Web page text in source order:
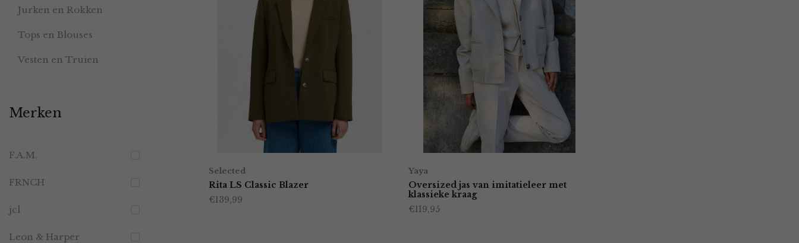
Selected
Rita LS Classic Blazer
€139,99
Yaya
Oversized jas van imitatieleer met
klassieke kraag
€119,95
Jurken en Rokken
Tops en Blouses
Vesten en Truien
Merken
F.A.M.
FRNCH
jcl
Leon & Harper